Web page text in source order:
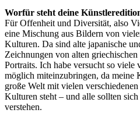
Worfür steht deine
Für Offenheit und Diversität, also
eine Mischung aus Bildern von
Kulturen. Da sind alte japanische
Zeichnungen von alten
Portraits. Ich habe versucht so
möglich miteinzubringen, da meine
große Welt mit vielen
Kulturen steht – und alle sollten
verstehen.